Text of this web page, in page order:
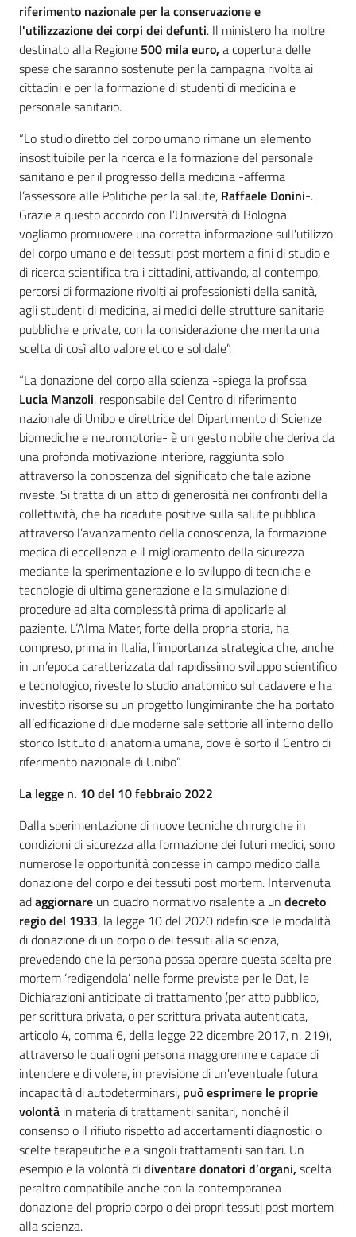
riferimento nazionale per la conservazione e
l'utilizzazione dei corpi dei defunti. Il ministero ha inoltre
destinato alla Regione 500 mila euro, a copertura delle
spese che saranno sostenute per la campagna rivolta ai
cittadini e per la formazione di studenti di medicina e
personale sanitario.
“Lo studio diretto del corpo umano rimane un elemento
insostituibile per la ricerca e la formazione del personale
sanitario e per il progresso della medicina -afferma
l’assessore alle Politiche per la salute, Raffaele Donini-.
Grazie a questo accordo con l’Università di Bologna
vogliamo promuovere una corretta informazione sull'utilizzo
del corpo umano e dei tessuti post mortem a fini di studio e
di ricerca scientifica tra i cittadini, attivando, al contempo,
percorsi di formazione rivolti ai professionisti della sanità,
agli studenti di medicina, ai medici delle strutture sanitarie
pubbliche e private, con la considerazione che merita una
scelta di così alto valore etico e solidale”.
“La donazione del corpo alla scienza -spiega la prof.ssa
Lucia Manzoli, responsabile del Centro di riferimento
nazionale di Unibo e direttrice del Dipartimento di Scienze
biomediche e neuromotorie- è un gesto nobile che deriva da
una profonda motivazione interiore, raggiunta solo
attraverso la conoscenza del significato che tale azione
riveste. Si tratta di un atto di generosità nei confronti della
collettività, che ha ricadute positive sulla salute pubblica
attraverso l’avanzamento della conoscenza, la formazione
medica di eccellenza e il miglioramento della sicurezza
mediante la sperimentazione e lo sviluppo di tecniche e
tecnologie di ultima generazione e la simulazione di
procedure ad alta complessità prima di applicarle al
paziente. L’Alma Mater, forte della propria storia, ha
compreso, prima in Italia, l’importanza strategica che, anche
in un’epoca caratterizzata dal rapidissimo sviluppo scientifico
e tecnologico, riveste lo studio anatomico sul cadavere e ha
investito risorse su un progetto lungimirante che ha portato
all’edificazione di due moderne sale settorie all’interno dello
storico Istituto di anatomia umana, dove è sorto il Centro di
riferimento nazionale di Unibo”.
La legge n. 10 del 10 febbraio 2022
Dalla sperimentazione di nuove tecniche chirurgiche in
condizioni di sicurezza alla formazione dei futuri medici, sono
numerose le opportunità concesse in campo medico dalla
donazione del corpo e dei tessuti post mortem. Intervenuta
adaggiornare un quadro normativo risalente a un decreto
regio del 1933, la legge 10 del 2020 ridefinisce le modalità
di donazione di un corpo o dei tessuti alla scienza,
prevedendo che la persona possa operare questa scelta pre
mortem ‘redigendola’ nelle forme previste per le Dat, le
Dichiarazioni anticipate di trattamento (per atto pubblico,
per scrittura privata, o per scrittura privata autenticata,
articolo 4, comma 6, della legge 22 dicembre 2017, n. 219),
attraverso le quali ogni persona maggiorenne e capace di
intendere e di volere, in previsione di un'eventuale futura
incapacità di autodeterminarsi, può esprimere le proprie
volontà in materia di trattamenti sanitari, nonché il
consenso o il rifiuto rispetto ad accertamenti diagnostici o
scelte terapeutiche e a singoli trattamenti sanitari. Un
esempio è la volontà didiventare donatori d’organi, scelta
peraltro compatibile anche con la contemporanea
donazione del proprio corpo o dei propri tessuti post mortem
alla scienza.